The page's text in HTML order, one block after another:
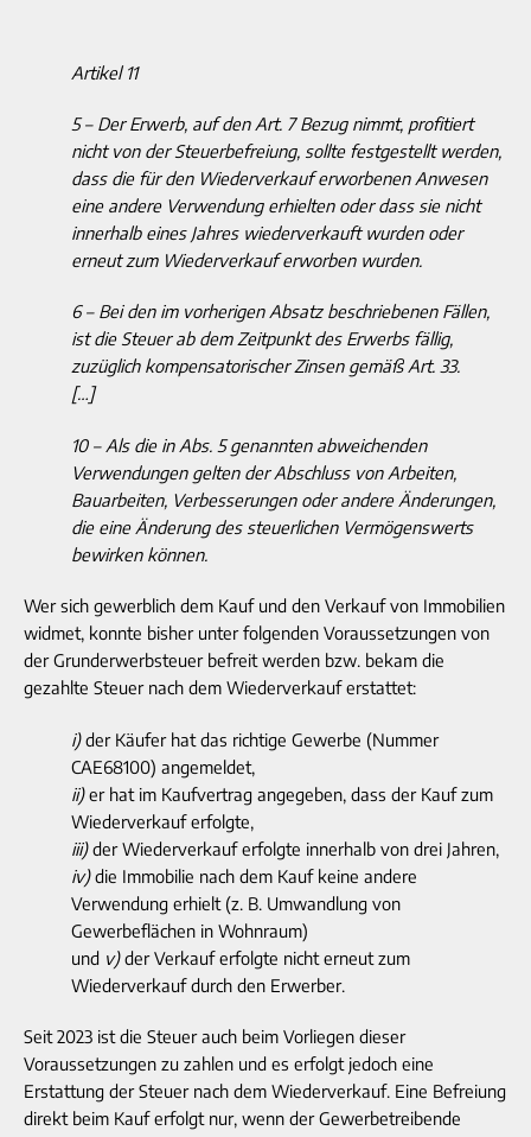
Artikel 11
5 – Der Erwerb, auf den Art. 7 Bezug nimmt, profitiert
nicht von der Steuerbefreiung, sollte festgestellt werden,
dass die für den Wiederverkauf erworbenen Anwesen
eine andere Verwendung erhielten oder dass sie nicht
innerhalb eines Jahres wiederverkauft wurden oder
erneut zum Wiederverkauf erworben wurden.
6 – Bei den im vorherigen Absatz beschriebenen Fällen,
ist die Steuer ab dem Zeitpunkt des Erwerbs fällig,
zuzüglich kompensatorischer Zinsen gemäß Art. 33.
[…]
10 – Als die in Abs. 5 genannten abweichenden
Verwendungen gelten der Abschluss von Arbeiten,
Bauarbeiten, Verbesserungen oder andere Änderungen,
die eine Änderung des steuerlichen Vermögenswerts
bewirken können.
Wer sich gewerblich dem Kauf und den Verkauf von Immobilien
widmet, konnte bisher unter folgenden Voraussetzungen von
der Grunderwerbsteuer befreit werden bzw. bekam die
gezahlte Steuer nach dem Wiederverkauf erstattet:
i)der Käufer hat das richtige Gewerbe (Nummer
CAE68100) angemeldet,
ii)er hat im Kaufvertrag angegeben, dass der Kauf zum
Wiederverkauf erfolgte,
iii)der Wiederverkauf erfolgte innerhalb von drei Jahren,
iv)die Immobilie nach dem Kauf keine andere
Verwendung erhielt (z. B. Umwandlung von
Gewerbeflächen in Wohnraum)
und v)der Verkauf erfolgte nicht erneut zum
Wiederverkauf durch den Erwerber.
Seit 2023 ist die Steuer auch beim Vorliegen dieser
Voraussetzungen zu zahlen und es erfolgt jedoch eine
Erstattung der Steuer nach dem Wiederverkauf. Eine Befreiung
direkt beim Kauf erfolgt nur, wenn der Gewerbetreibende